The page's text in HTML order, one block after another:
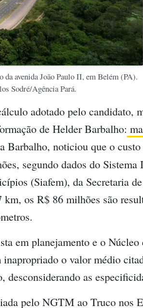
da avenida João Paulo II, em Belém (PA).
Sodré/Agência Pará.
adotado pelo candidato,
de Helder Barbalho:
Barbalho, noticiou que o
segundo dados do Sistema
(Siafem), da Secretaria
os R$ 86 milhões são
em planejamento e o
o valor médio
desconsiderando as
pelo NGTM ao Truco nos